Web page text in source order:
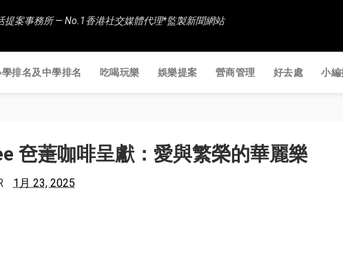
提案事務所 — No.1香港社交媒體代理*監製新聞網站
排名及中學排名 吃喝玩樂 娛樂提案 營商管理 好去處 小編
夿萐咖啡呈獻：愛與繁榮的華麗樂
1月 23, 2025